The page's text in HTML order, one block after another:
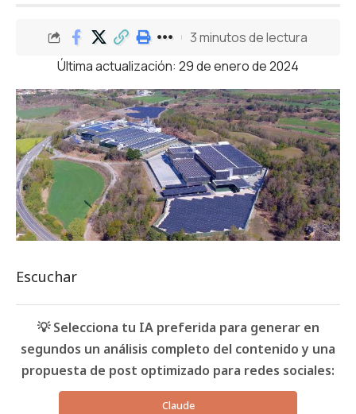
Última actualización: 29 de enero de 2024
3 minutos de lectura
Escuchar
💡 Selecciona tu IA preferida para generar en
segundos un análisis completo del contenido y una
propuesta de post optimizado para redes sociales:
Claude